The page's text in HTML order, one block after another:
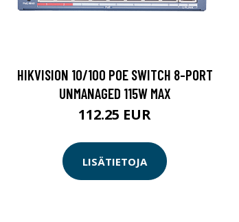
HIKVISION 10/100 POE SWITCH 8-PORT
UNMANAGED 115W MAX
112.25 EUR
LISÄTIETOJA